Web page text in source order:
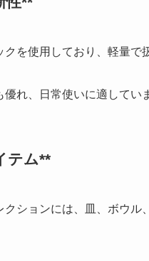
を使用しており、軽量で
れ、日常使いに適してい
テム**
クションには、皿、ボウル